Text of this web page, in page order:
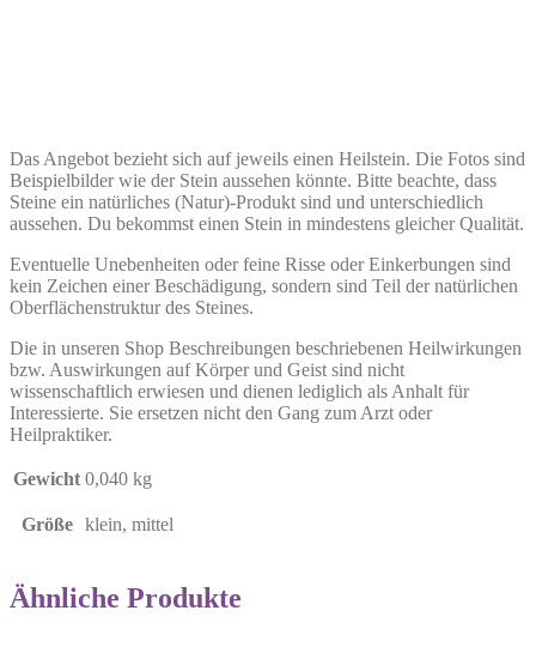
Das Angebot bezieht sich auf jeweils einen Heilstein. Die Fotos sind
Beispielbilder wie der Stein aussehen könnte. Bitte beachte, dass
Steine ein natürliches (Natur)-Produkt sind und unterschiedlich
aussehen. Du bekommst einen Stein in mindestens gleicher Qualität.
Eventuelle Unebenheiten oder feine Risse oder Einkerbungen sind
kein Zeichen einer Beschädigung, sondern sind Teil der natürlichen
Oberflächenstruktur des Steines.
Die in unseren Shop Beschreibungen beschriebenen Heilwirkungen
bzw. Auswirkungen auf Körper und Geist sind nicht
wissenschaftlich erwiesen und dienen lediglich als Anhalt für
Interessierte. Sie ersetzen nicht den Gang zum Arzt oder
Heilpraktiker.
Gewicht 0,040 kg
Größe klein, mittel
Ähnliche Produkte